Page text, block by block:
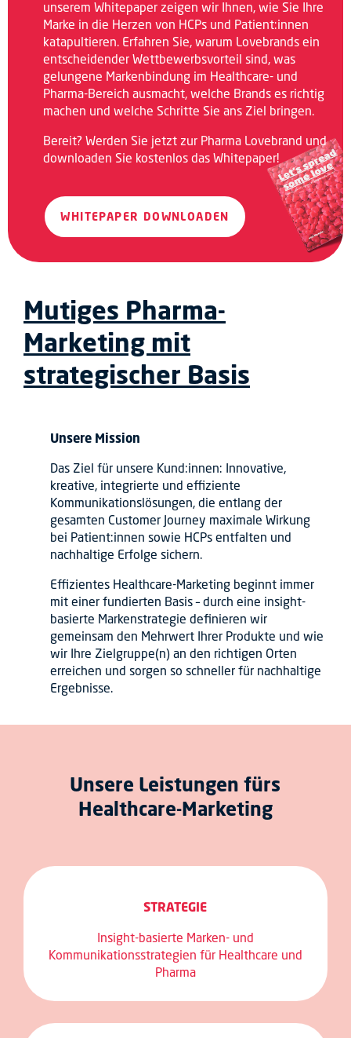
unserem Whitepaper zeigen wir Ihnen, wie Sie Ihre
Marke in die Herzen von HCPs und Patient:innen
katapultieren. Erfahren Sie, warum Lovebrands ein
entscheidender Wettbewerbsvorteil sind, was
gelungene Markenbindung im Healthcare- und
Pharma-Bereich ausmacht, welche Brands es richtig
machen und welche Schritte Sie ans Ziel bringen.
Bereit? Werden Sie jetzt zur Pharma Lovebrand und
downloaden Sie kostenlos das Whitepaper!
WHITEPAPER DOWNLOADEN
Mutiges Pharma-
Marketing mit
strategischer Basis
Unsere Mission
Das Ziel für unsere Kund:innen: Innovative,
kreative, integrierte und effiziente
Kommunikationslösungen, die entlang der
gesamten Customer Journey maximale Wirkung
bei Patient:innen sowie HCPs entfalten und
nachhaltige Erfolge sichern.
Effizientes Healthcare-Marketing beginnt immer
mit einer fundierten Basis – durch eine insight-
basierte Markenstrategie definieren wir
gemeinsam den Mehrwert Ihrer Produkte und wie
wir Ihre Zielgruppe(n) an den richtigen Orten
erreichen und sorgen so schneller für nachhaltige
Ergebnisse.
Unsere Leistungen fürs
Healthcare-Marketing
STRATEGIE
Insight-basierte Marken- und
Kommunikationsstrategien für Healthcare und
Pharma